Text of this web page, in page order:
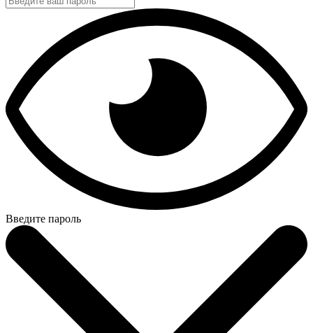
Введите пароль